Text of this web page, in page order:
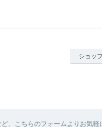
ショッ
、こちらのフォームよりお気軽